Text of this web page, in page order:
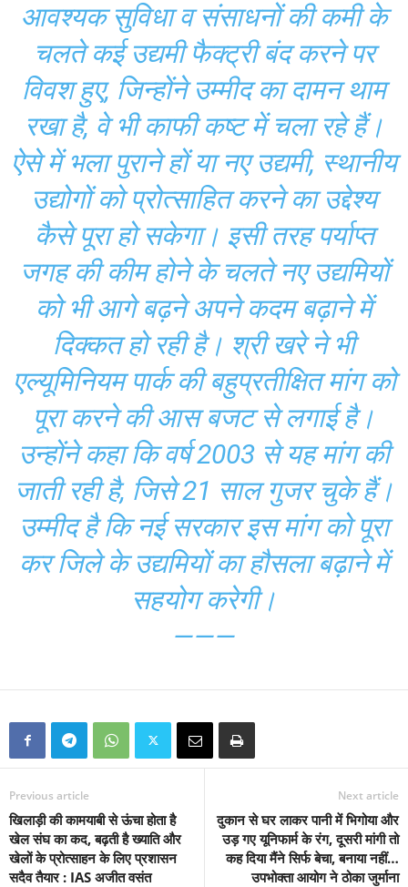
आवश्यक सुविधा व संसाधनों की कमी के
चलते कई उद्यमी फैक्ट्री बंद करने पर
विवश हुए, जिन्होंने उम्मीद का दामन थाम
रखा है, वे भी काफी कष्ट में चला रहे हैं।
ऐसे में भला पुराने हों या नए उद्यमी, स्थानीय
उद्योगों को प्रोत्साहित करने का उद्देश्य
कैसे पूरा हो सकेगा। इसी तरह पर्याप्त
जगह की कीम होने के चलते नए उद्यमियों
को भी आगे बढ़ने अपने कदम बढ़ाने में
दिक्कत हो रही है। श्री खरे ने भी
एल्यूमिनियम पार्क की बहुप्रतीक्षित मांग को
पूरा करने की आस बजट से लगाई है।
उन्होंने कहा कि वर्ष 2003 से यह मांग की
जाती रही है, जिसे 21 साल गुजर चुके हैं।
उम्मीद है कि नई सरकार इस मांग को पूरा
कर जिले के उद्यमियों का हौसला बढ़ाने में
सहयोग करेगी।
———
Previous article
खिलाड़ी की कामयाबी से ऊंचा होता है
खेल संघ का कद, बढ़ती है ख्याति और
खेलों के प्रोत्साहन के लिए प्रशासन
सदैव तैयार : IAS अजीत वसंत
Next article
दुकान से घर लाकर पानी में भिगोया और
उड़ गए यूनिफार्म के रंग, दूसरी मांगी तो
कह दिया मैंने सिर्फ बेचा, बनाया नहीं…
उपभोक्ता आयोग ने ठोका जुर्माना